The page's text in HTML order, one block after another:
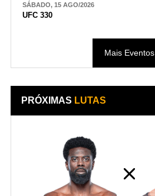
SÁBADO, 15 AGO/2026
UFC 330
Mais Eventos
PRÓXIMAS LUTAS